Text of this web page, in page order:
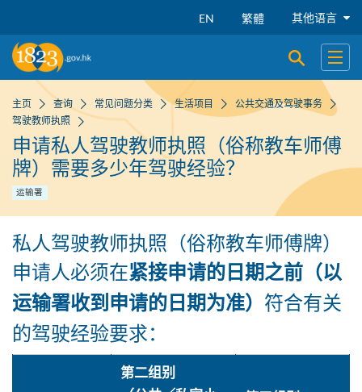
EN 繁體 其他语言
开启搜寻
开启
主页 查询 常见问题分类 生活项目
公共交通及驾驶事务
驾驶教师执照
申请私人驾驶教师执照（俗称教车师傅
牌）需要多少年驾驶经验？
运输署
私人驾驶教师执照（俗称教车师傅牌）
申请人必须在紧接申请的日期之前（以
运输署收到申请的日期为准） 符合有关
的驾驶经验要求：
第二组别